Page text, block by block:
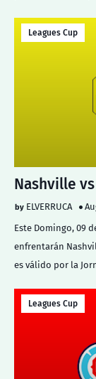
Leagues Cup
Nashville vs
ELVERRUCA
Este Domingo, 09
enfrentarán
es válido por la
Leagues Cup